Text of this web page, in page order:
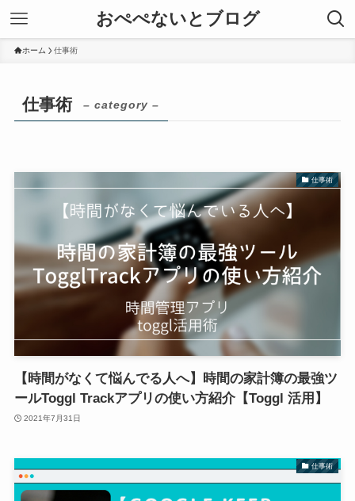
おぺぺないとブログ
ホーム 仕事術
仕事術 – category –
仕事術
【時間がなくて悩んでる人へ】時間の家計簿の最強ツ
ールToggl Trackアプリの使い方紹介【Toggl 活用】
2021年7月31日
仕事術